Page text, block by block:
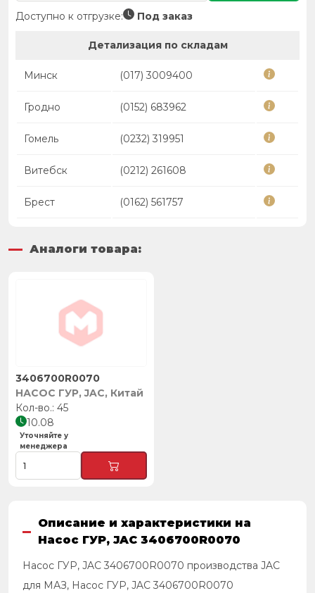
Доступно к отгрузке: Под заказ
Детализация по складам
Минск (017) 3009400
Гродно (0152) 683962
Гомель (0232) 319951
Витебск (0212) 261608
Брест (0162) 561757
Аналоги товара:
НАСОС ГУР, JAC, Китай
3406700R0070
45
10.08
Уточняйте у
менеджера
Описание и характеристики на
Насос ГУР, JAC 3406700R0070
Насос ГУР, JAC 3406700R0070 производства JAC
для МАЗ, Насос ГУР, JAC 3406700R0070